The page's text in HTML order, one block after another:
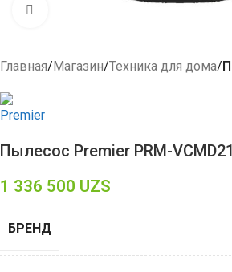
Главная Магазин Техника для дома
Пылесос Premier PRM-
1 336 500 UZS
БРЕНД